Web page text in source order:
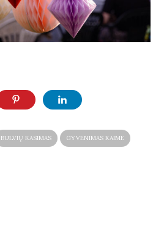
BULVIŲ KASIMAS GYVENIMAS KAIME